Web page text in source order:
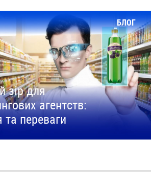
БЛОГ
зір для
агентств:
та переваги